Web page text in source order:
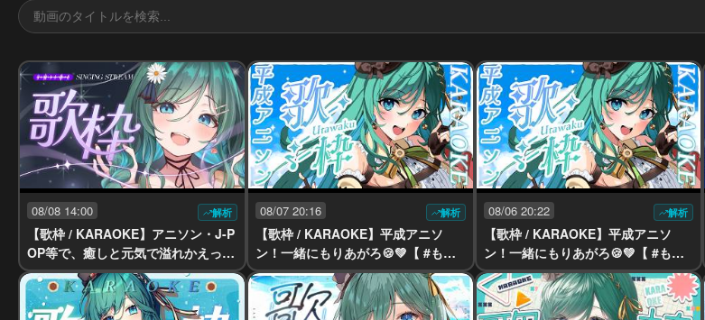
08/08 14:00 解析
【歌枠 / KARAOKE】アニソン・J-P
OP等で、癒しと元気で溢れかえった
土曜昼歌枠【 #もかん #vtuber #vsi
nger】
08/07 20:16 解析
【歌枠 / KARAOKE】平成アニソ
ン！一緒にもりあがろ🍪💚【 #もか
ん #vtuber #vsinger】
08/06 20:22 解析
【歌枠 / KARAOKE】平成アニソ
ン！一緒にもりあがろ🍪💚【 #もか
ん #vtuber #vsinger】